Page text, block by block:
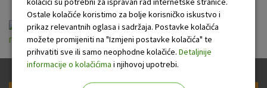
kamate-
mse_oroceni_depoziti_21_05_2021_web_new final.pdf
Ostale kolačiće koristimo za bolje korisničko iskustvo i
prikaz relevantnih oglasa i sadržaja. Postavke kolačića
možete promijeniti na "Izmjeni postavke kolačića" te
prihvatiti sve ili samo neophodne kolačiće. Detaljnije
informacije o kolačićima i njihovoj upotrebi.